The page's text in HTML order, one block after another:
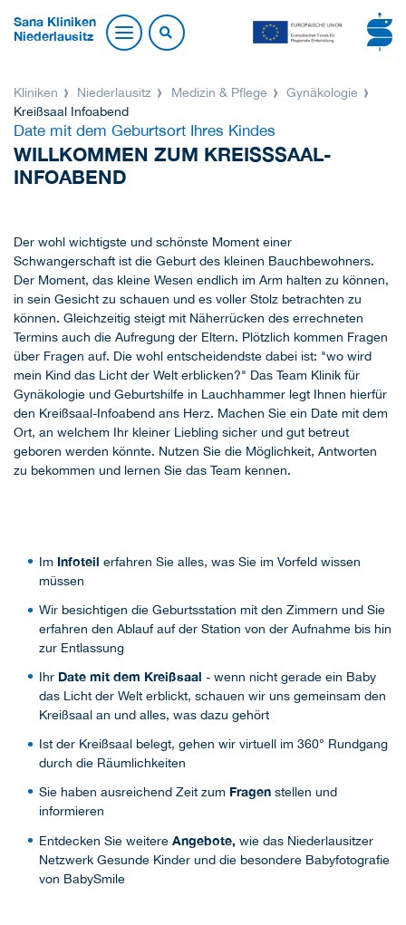
Sana Kliniken
Niederlausitz
Kliniken Niederlausitz Medizin & Pflege
Gynäkologie
Kreißsaal Infoabend
Date mit dem Geburtsort Ihres Kindes
WILLKOMMEN ZUM KREISSSAAL-I
NFOABEND
Der wohl wichtigste und schönste Moment einer
Schwangerschaft ist die Geburt des kleinen Bauchbewohners.
Der Moment, das kleine Wesen endlich im Arm halten zu können,
in sein Gesicht zu schauen und es voller Stolz betrachten zu
können. Gleichzeitig steigt mit Näherrücken des errechneten
Termins auch die Aufregung der Eltern. Plötzlich kommen Fragen
über Fragen auf. Die wohl entscheidendste dabei ist: "wo wird
mein Kind das Licht der Welt erblicken?" Das Team Klinik für
Gynäkologie und Geburtshilfe in Lauchhammer legt Ihnen hierfür
den Kreißsaal-Infoabend ans Herz. Machen Sie ein Date mit dem
Ort, an welchem Ihr kleiner Liebling sicher und gut betreut
geboren werden könnte. Nutzen Sie die Möglichkeit, Antworten
zu bekommen und lernen Sie das Team kennen.
Im Infoteil erfahren Sie alles, was Sie im Vorfeld wissen
müssen
Wir besichtigen die Geburtsstation mit den Zimmern und Sie
erfahren den Ablauf auf der Station von der Aufnahme bis hin
zur Entlassung
Ihr Date mit dem Kreißsaal - wenn nicht gerade ein Baby
das Licht der Welt erblickt, schauen wir uns gemeinsam den
Kreißsaal an und alles, was dazu gehört
Ist der Kreißsaal belegt, gehen wir virtuell im 360° Rundgang
durch die Räumlichkeiten
Sie haben ausreichend Zeit zum Fragen stellen und
informieren
Entdecken Sie weitere Angebote, wie das Niederlausitzer
Netzwerk Gesunde Kinder und die besondere Babyfotografie
von BabySmile